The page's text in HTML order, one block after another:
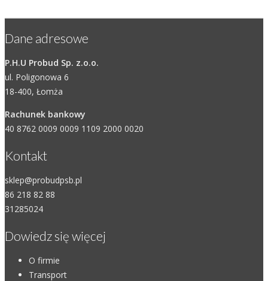
Dane adresowe
P.H.U Probud Sp. z.o.o.
ul. Poligonowa 6
18-400, Łomża
Rachunek bankowy
40 8762 0009 0009 1109 2000 0020
Kontakt
sklep@probudpsb.pl
86 218 82 88
31285024
Dowiedz się więcej
O firmie
Transport